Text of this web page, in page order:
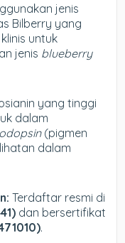
jenis
Bilberry yang
untuk
jenis blueberry
yang tinggi
dalam
(pigmen
dalam
Terdaftar resmi di
dan bersertifikat
.